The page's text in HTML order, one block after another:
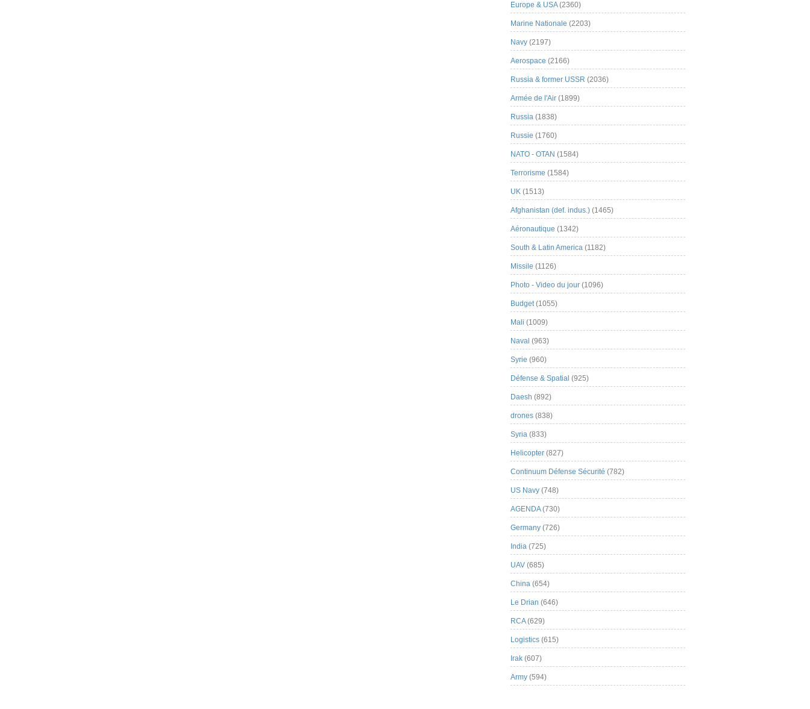
Europe & USA(2360)
Marine Nationale (2203)
Navy (2197)
Aerospace (2166)
Russia & former USSR (2036)
Armée de l'Air (1899)
Russia (1838)
Russie (1760)
NATO - OTAN (1584)
Terrorisme (1584)
UK (1513)
Afghanistan (def. indus.) (1465)
Aéronautique (1342)
South & Latin America (1182)
Missile (1126)
Photo - Video du jour (1096)
Budget(1055)
Mali (1009)
Naval (963)
Syrie (960)
Défense & Spatial (925)
Daesh (892)
drones (838)
Syria (833)
Helicopter (827)
Continuum Défense Sécurité (782)
US Navy (748)
AGENDA(730)
Germany (726)
India (725)
UAV (685)
China (654)
Le Drian (646)
RCA(629)
Logistics (615)
Irak (607)
Army (594)